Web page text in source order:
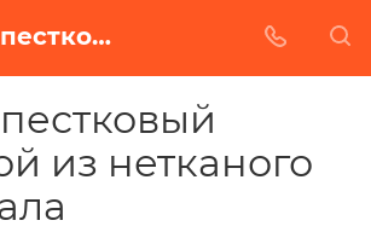
Круг лепестковый торцевой из нетканого материала
из нетканого